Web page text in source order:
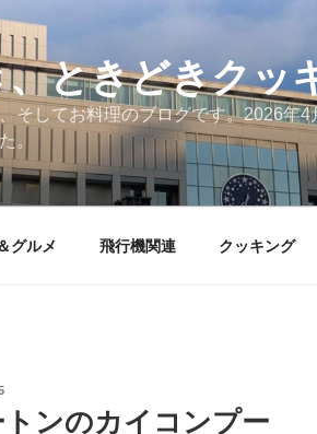
ときどきクッ
そしてお料理のブログです。2026年
。
グルメ 飛行機関連 クッキング
ンのカイコンプー